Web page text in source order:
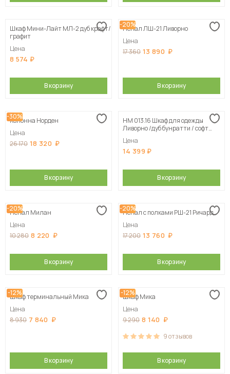
Шкаф Мини-Лайт МЛ-2 дуб крафт/
графит
Цена
8 574
В корзину
-20%
Пенал ЛШ-21 Ливорно
Цена
17 360 13 890
В корзину
-30%
Колонна Норден
Цена
26 170 18 320
В корзину
НМ 013.16 Шкаф для одежды
Ливорно /дуб бунратти / софт
Цена
14 399
В корзину
-20%
Пенал Милан
Цена
10 280 8 220
В корзину
-20%
Пенал с полками РШ-21 Ричард
Цена
17 200 13 760
В корзину
-12%
Шкаф терминальный Мика
Цена
8 930 7 840
В корзину
-12%
Шкаф Мика
Цена
9 290 8 140
9отзывов
В корзину